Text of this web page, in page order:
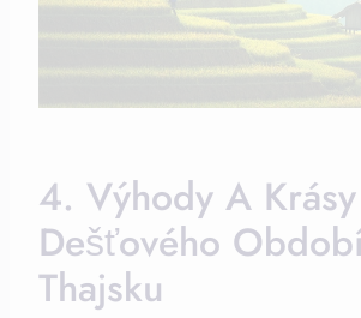
4. Výhody A Krásy
Dešťového
Thajsku